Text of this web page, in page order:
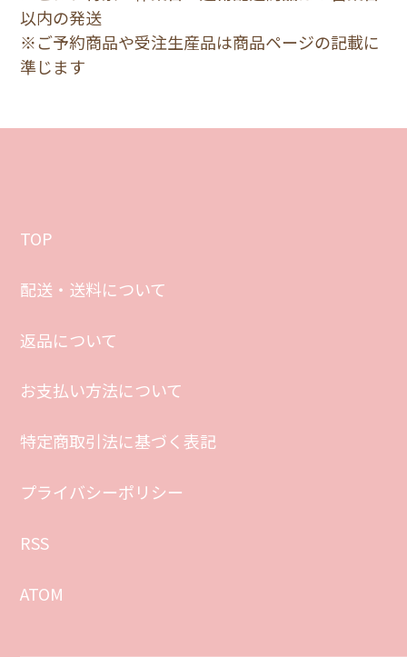
以内の発送
※ご予約商品や受注生産品は商品ページの記載に
準じます
TOP
配送・送料について
返品について
お支払い方法について
特定商取引法に基づく表記
プライバシーポリシー
RSS
ATOM